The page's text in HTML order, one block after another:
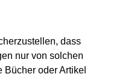
dass
nur von solchen
Bücher oder Artikel